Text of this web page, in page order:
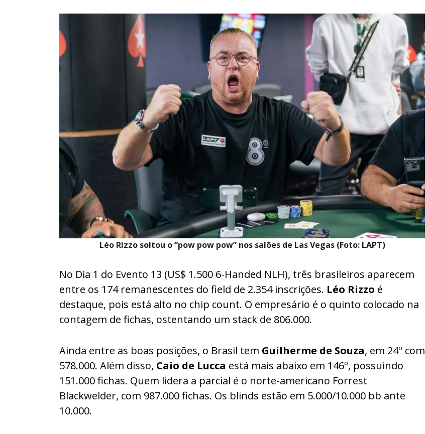
Léo Rizzo soltou o “pow pow pow” nos salões de Las Vegas (Foto: LAPT)
No Dia 1 do Evento 13 (US$ 1.500 6-Handed NLH), três brasileiros aparecem
entre os 174 remanescentes do field de 2.354 inscrições. Léo Rizzo é
destaque, pois está alto no chip count. O empresário é o quinto colocado na
contagem de fichas, ostentando um stack de 806.000.
Ainda entre as boas posições, o Brasil tem Guilherme de Souza, em 24º com
578.000. Além disso, Caio de Lucca está mais abaixo em 146º, possuindo
151.000 fichas. Quem lidera a parcial é o norte-americano Forrest
Blackwelder, com 987.000 fichas. Os blinds estão em 5.000/10.000 bb ante
10.000.